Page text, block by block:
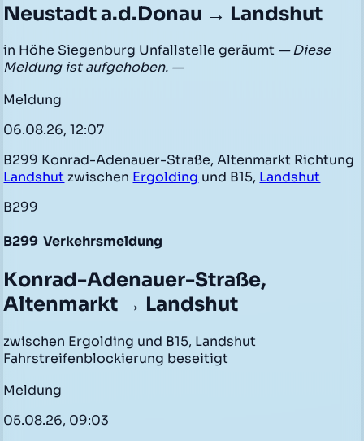
Neustadt a.d.Donau → Landshut
in Höhe Siegenburg Unfallstelle geräumt — Diese
Meldung ist aufgehoben. —
Meldung
06.08.26, 12:07
B299 Konrad-Adenauer-Straße, Altenmarkt Richtung
Landshut zwischen Ergolding und B15, Landshut
B299
B299 Verkehrsmeldung
Konrad-Adenauer-Straße,
Altenmarkt → Landshut
zwischen Ergolding und B15, Landshut
Fahrstreifenblockierung beseitigt
Meldung
05.08.26, 09:03